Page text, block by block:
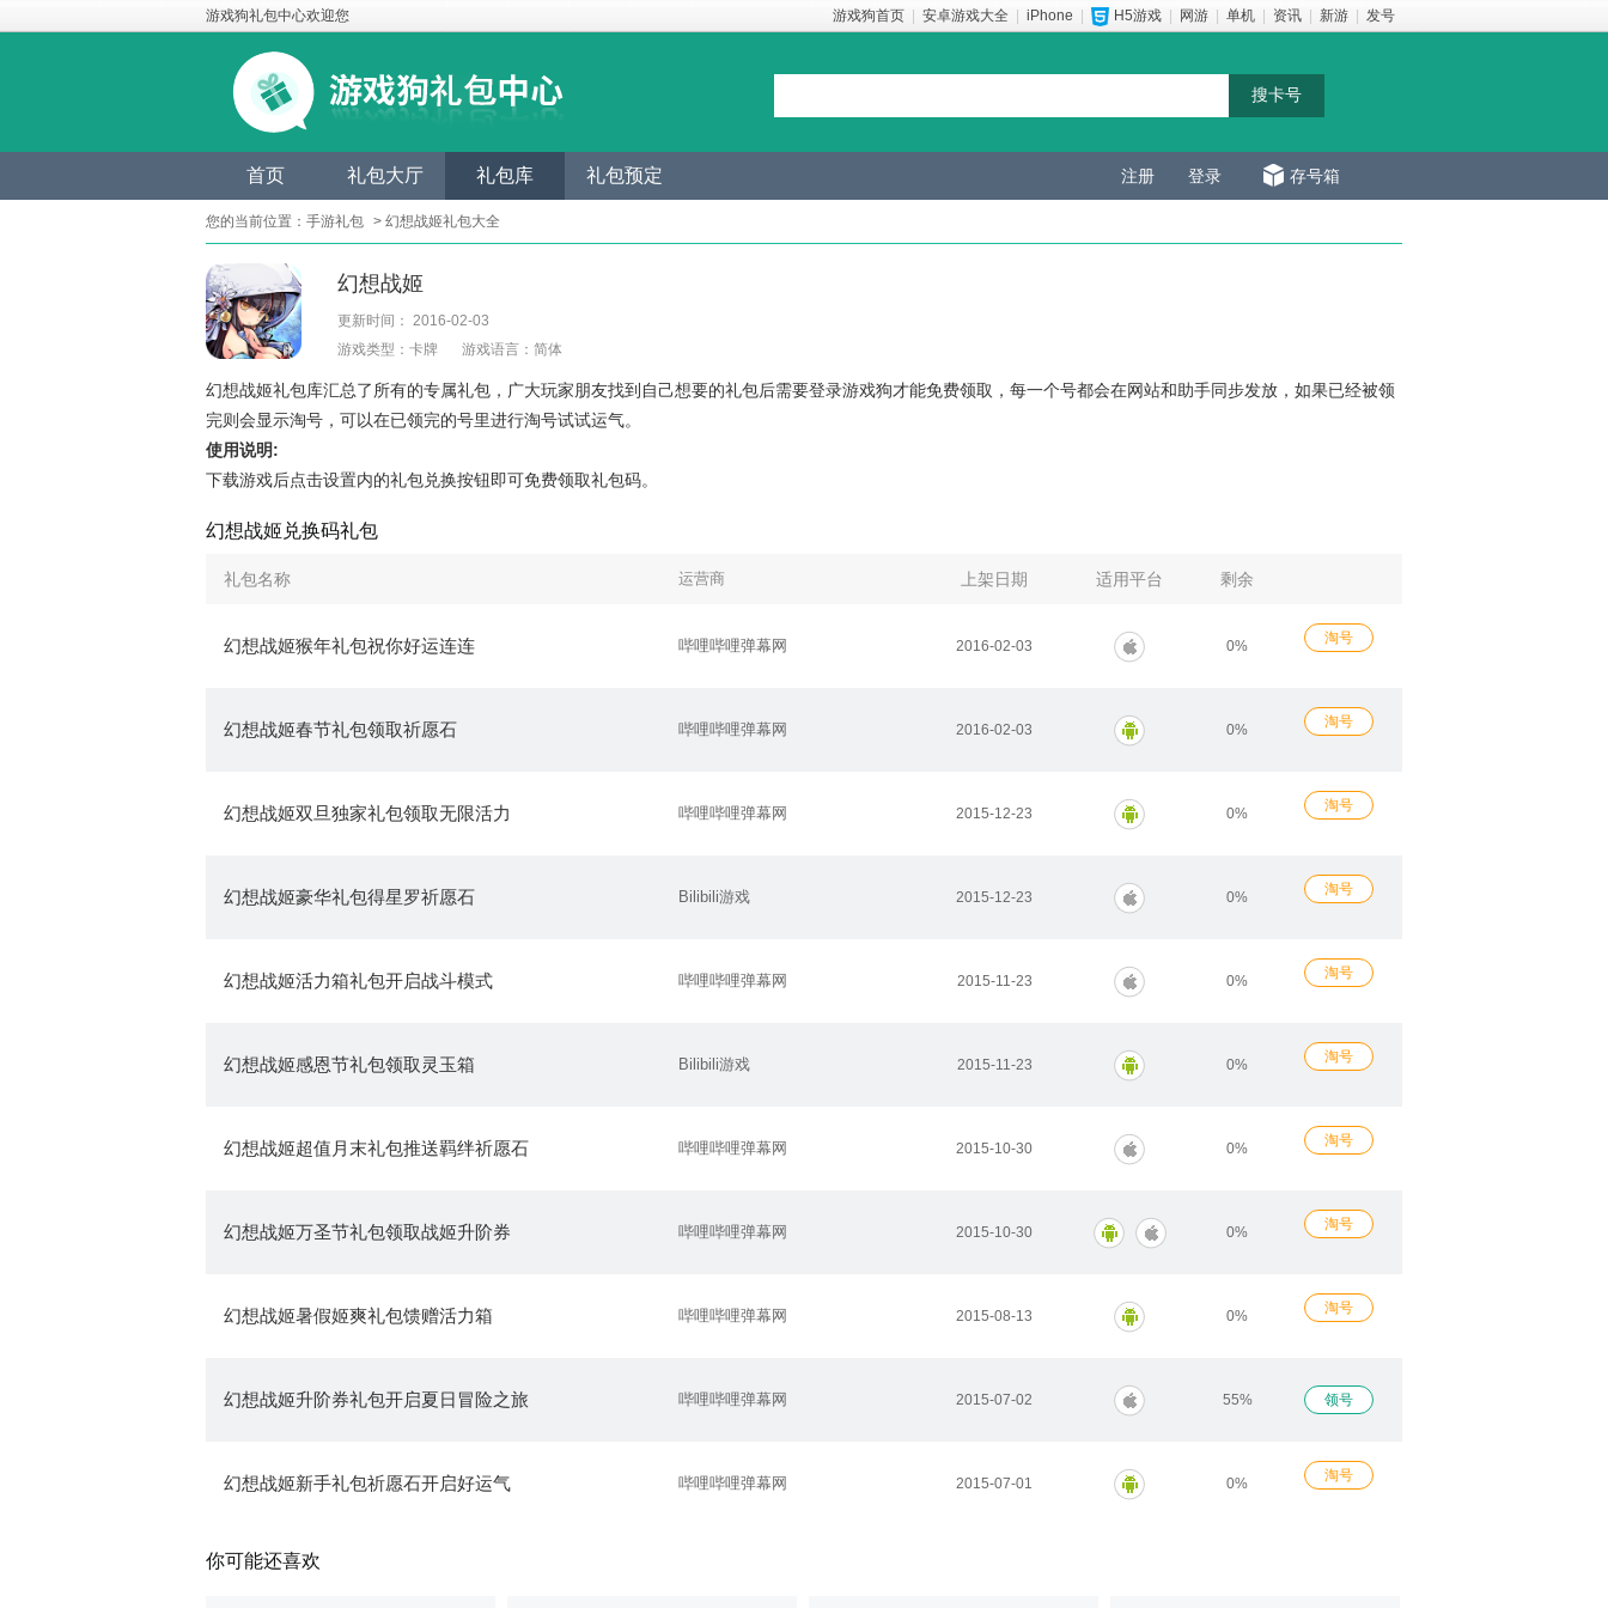
游戏狗礼包中心欢迎您 游戏狗首页 安卓游戏大全 iPhone H5游戏 网游 单机 资讯 新游 发号
首页 礼包大厅 礼包库 礼包预定 存号箱
登录
注册
您的当前位置： 手游礼包 > 幻想战姬礼包大全
幻想战姬
更新时间： 2016-02-03
游戏类型：卡牌
游戏语言：简体
幻想战姬礼包库汇总了所有的专属礼包，广大玩家朋友找到自己想要的礼包后需要登录游戏狗才能免费领取，每一个号都会在网站和助手同步发放，如果已经被领
完则会显示淘号，可以在已领完的号里进行淘号试试运气。
使用说明:
下载游戏后点击设置内的礼包兑换按钮即可免费领取礼包码。
幻想战姬兑换码礼包
礼包名称 运营商 上架日期 适用平台 剩余
幻想战姬猴年礼包祝你好运连连 哔哩哔哩弹幕网 2016-02-03 0% 淘号
幻想战姬春节礼包领取祈愿石 哔哩哔哩弹幕网 2016-02-03 0% 淘号
幻想战姬双旦独家礼包领取无限活力 哔哩哔哩弹幕网 2015-12-23 0% 淘号
幻想战姬豪华礼包得星罗祈愿石 Bilibili游戏 2015-12-23 0% 淘号
幻想战姬活力箱礼包开启战斗模式 哔哩哔哩弹幕网 2015-11-23 0% 淘号
幻想战姬感恩节礼包领取灵玉箱 Bilibili游戏 2015-11-23 0% 淘号
幻想战姬超值月末礼包推送羁绊祈愿石 哔哩哔哩弹幕网 2015-10-30 0% 淘号
幻想战姬万圣节礼包领取战姬升阶券 哔哩哔哩弹幕网 2015-10-30 0% 淘号
幻想战姬暑假姬爽礼包馈赠活力箱 哔哩哔哩弹幕网 2015-08-13 0% 淘号
幻想战姬升阶券礼包开启夏日冒险之旅 哔哩哔哩弹幕网 2015-07-02 55% 领号
幻想战姬新手礼包祈愿石开启好运气 哔哩哔哩弹幕网 2015-07-01 0% 淘号
你可能还喜欢